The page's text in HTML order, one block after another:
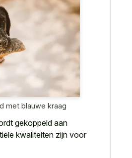
met blauwe kraag
gekoppeld aan
kwaliteiten zijn voor